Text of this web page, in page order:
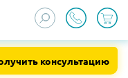
консультацию